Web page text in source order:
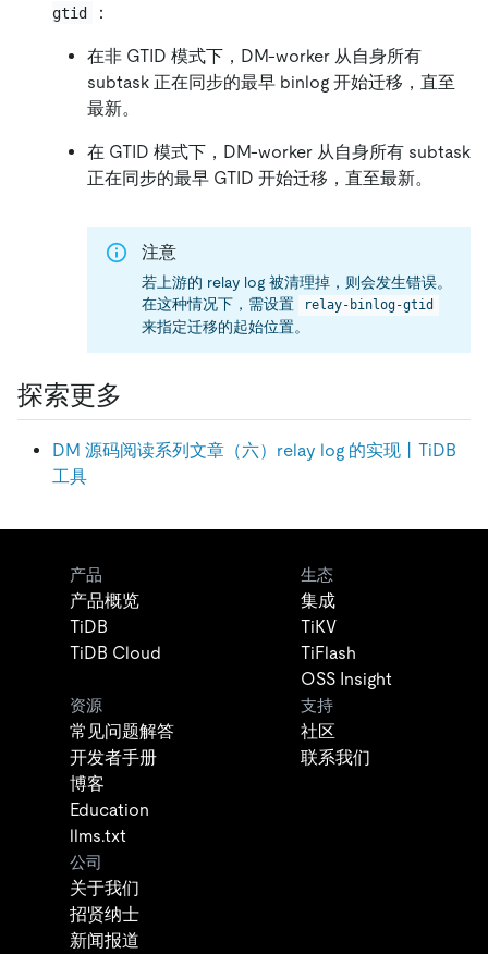
gtid
：
在非 GTID 模式下，DM-worker 从自身所有
subtask 正在同步的最早 binlog 开始迁移，直至
最新。
在 GTID 模式下，DM-worker 从自身所有 subtask
正在同步的最早 GTID 开始迁移，直至最新。
注意
若上游的 relay log 被清理掉，则会发生错误。
在这种情况下，需设置
relay-binlog-gtid
来指定迁移的起始位置。
探索更多
DM 源码阅读系列文章（六）relay log 的实现丨TiDB
工具
产品
产品概览
TiDB
TiDB Cloud
生态
集成
TiKV
TiFlash
OSS Insight
资源
常见问题解答
开发者手册
博客
Education
llms.txt
支持
社区
联系我们
公司
关于我们
招贤纳士
新闻报道